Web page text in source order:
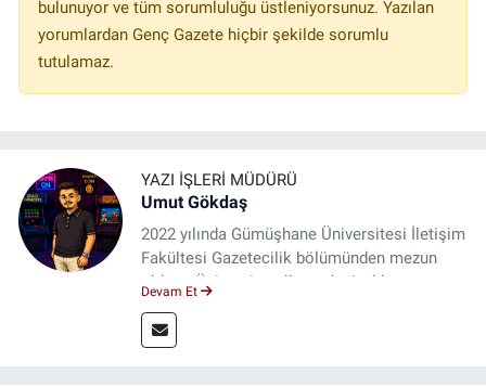
bulunuyor ve tüm sorumluluğu üstleniyorsunuz. Yazılan
yorumlardan Genç Gazete hiçbir şekilde sorumlu
tutulamaz.
YAZI İŞLERI MÜDÜRÜ
Umut Gökdaş
2022 yılında Gümüşhane Üniversitesi İletişim
Fakültesi Gazetecilik bölümünden mezun
oldum. Üniversite yıllarımda 4 yıl boyunca
saha deneyimi kazandım. 2023 yılından beri
Genç Gazete'de okurlarımıza haber
Devam Et